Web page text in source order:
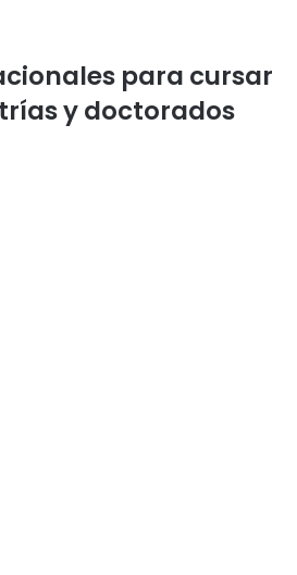
para cursar
y doctorados